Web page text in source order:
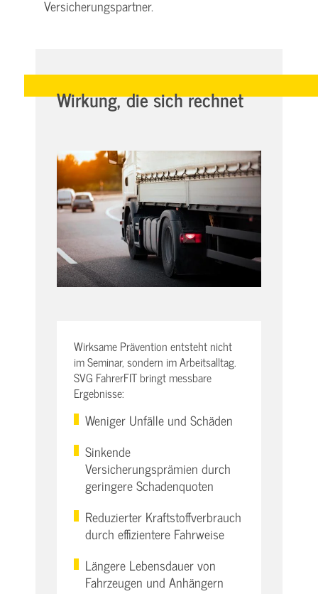
Versicherungspartner.
Wirkung, die sich rechnet
Wirksame Prävention entsteht nicht
im Seminar, sondern im Arbeitsalltag.
SVG FahrerFIT bringt messbare
Ergebnisse:
Weniger Unfälle und Schäden
Sinkende
Versicherungsprämien durch
geringere Schadenquoten
Reduzierter Kraftstoffverbrauch
durch effizientere Fahrweise
Längere Lebensdauer von
Fahrzeugen und Anhängern